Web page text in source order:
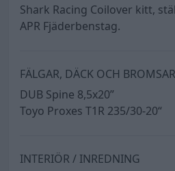
Shark Racing Coilover kitt,
APR Fjäderbenstag.
FÄLGAR, DÄCK OCH BROMSAR
DUB Spine 8,5x20”
Toyo Proxes T1R 235/30-20“
INTERIÖR / INREDNING